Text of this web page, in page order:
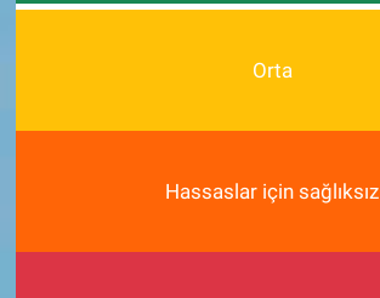
Orta
Hassaslar için sağlıksız